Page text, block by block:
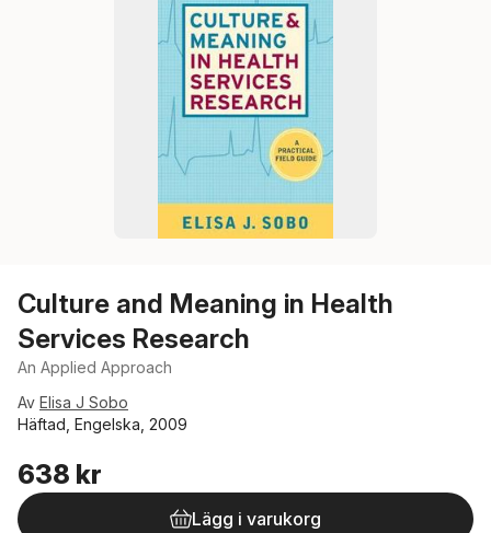
Culture and Meaning in Health
Services Research
An Applied Approach
Av Elisa J Sobo
Häftad, Engelska, 2009
638 kr
Lägg i varukorg